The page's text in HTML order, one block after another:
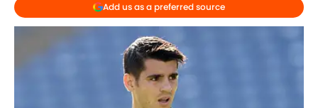
Add us as a preferred source